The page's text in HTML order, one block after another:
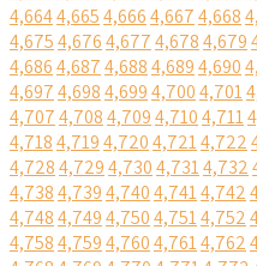
4,6644,6654,6664,6674,668
4,6754,6764,6774,6784,679
4,6864,6874,6884,6894,690
4,6974,6984,6994,7004,701
4,7074,7084,7094,7104,711
4,7184,7194,7204,7214,722
4,7284,7294,7304,7314,732
4,7384,7394,7404,7414,742
4,7484,7494,7504,7514,752
4,7584,7594,7604,7614,762